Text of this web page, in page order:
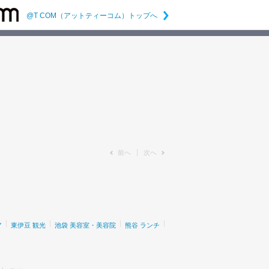
@T COM（アットティーコム）トップへ
前へ 次へ
東伊豆 観光 池袋 美容室・美容院 熊谷 ランチ